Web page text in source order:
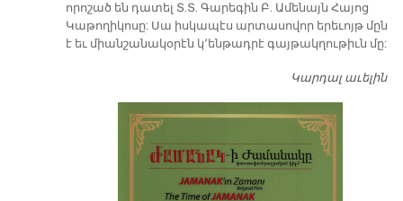
որոշած են դատել Տ.Տ. Գարեգին Բ. Ամենայն Հայոց
Կաթողիկոսը: Սա իսկապէս արտասովոր երեւոյթ մըն
է եւ միանշանակօրէն կ՚ենթադրէ գայթակղութիւն մը:
Կարդալ աւելին